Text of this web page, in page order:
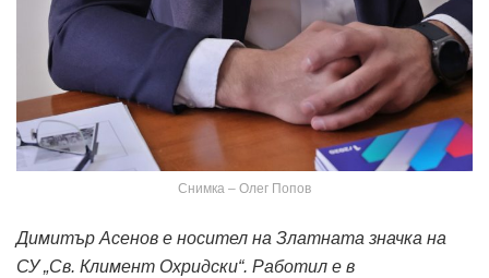
Снимка – Олег Попов
Димитър Асенов е носител на Златната значка на
СУ „Св. Климент Охридски“. Работил е в